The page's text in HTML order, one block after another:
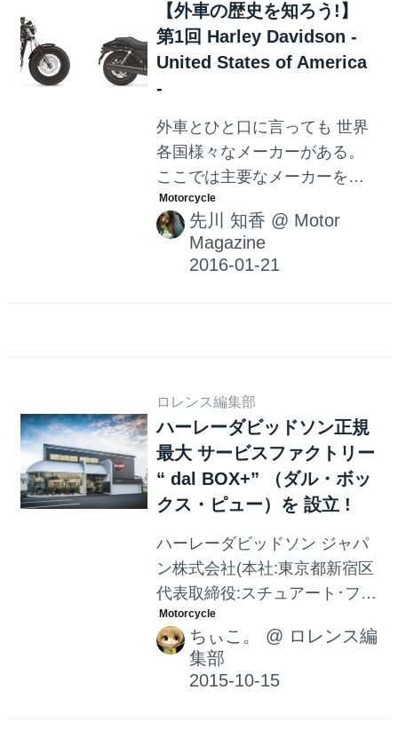
高い人気を誇るファミリーな
のだ。
【外車の歴史を知ろう!】
第1回 Harley Davidson -
United States of America
-
外車とひと口に言っても 世界
各国様々なメーカーがある。
ここでは主要なメーカーを中
心に その成り立ちから現在ま
での流れを解説。歴史的な背
景から エポックメイキングな
モデルまで 知ることによって
先川 知香 @ Motor
Magazine
ロレンス編集部
ハーレーダビッドソン正規
最大 サービスファクトリー
“ dal BOX+” （ダル・ボッ
クス・ピュー）を 設立 !
ハーレーダビッドソン ジャパ
ン株式会社(本社:東京都新宿区
代表取締役:スチュアート･ファ
レル以下、HDJ）の契約正規
販売店 「株式会社国立モータ
ース（代表取締役社長:国立 篤
敏）」は、総合的な販売力向
ちぃこ。 @ ロレンス編
集部